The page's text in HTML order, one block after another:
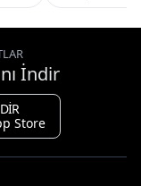
İndir
Store